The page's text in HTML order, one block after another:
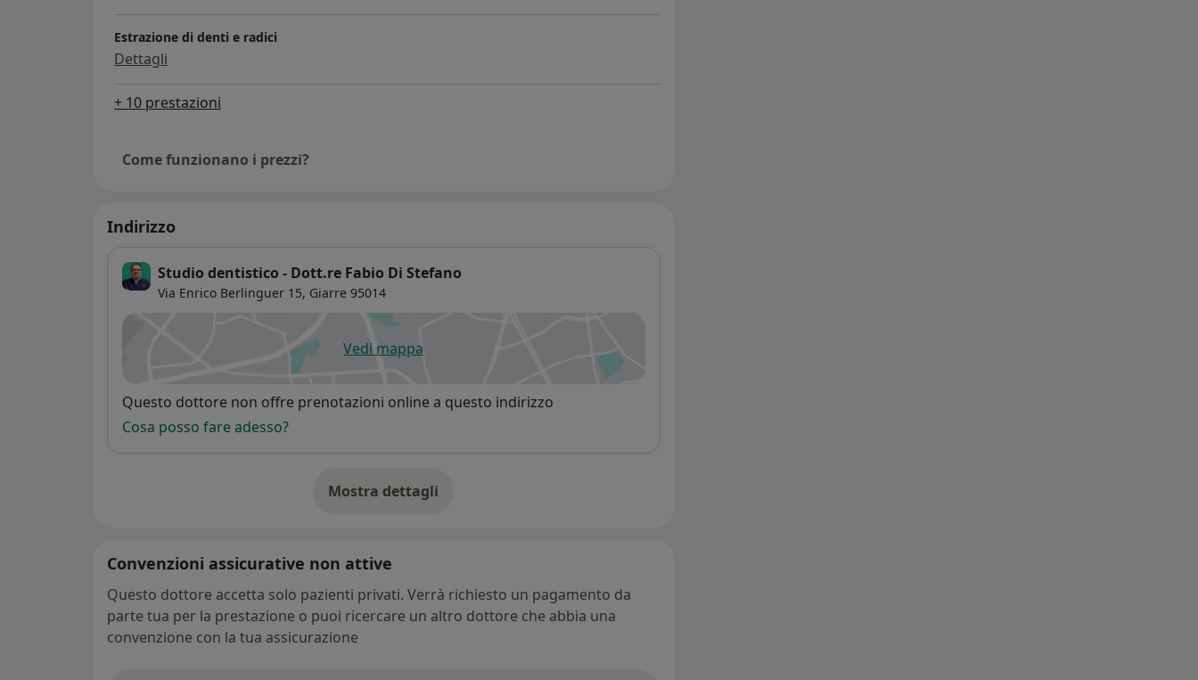
Estrazione di denti e radici
Dettagli
+ 10 prestazioni
Come funzionano i prezzi?
Indirizzo
Studio dentistico - Dott.re Fabio Di Stefano
Via Enrico Berlinguer 15, Giarre 95014
Vedi mappasi apre in una nuova scheda
Disponibilità
Questo dottore non offre prenotazioni online a questo indirizzo
Cosa posso fare adesso?
Mostra dettagli
sull'indirizzo
Convenzioni assicurative non attive
Questo dottore accetta solo pazienti privati. Verrà richiesto un pagamento da
parte tua per la prestazione o puoi ricercare un altro dottore che abbia una
convenzione con la tua assicurazione